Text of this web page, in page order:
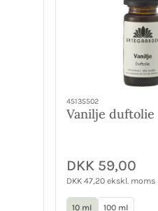
45135502
Vanilje duftolie
DKK 59,00
DKK 47,20 ekskl. moms
10 ml 100 ml